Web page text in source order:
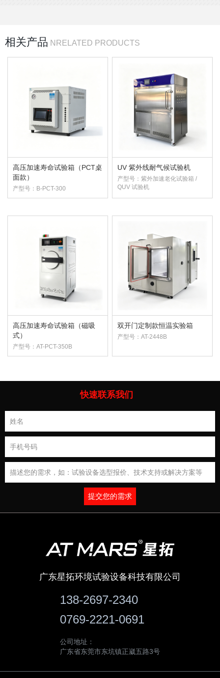
相关产品 NRELATED PRODUCTS
高压加速寿命试验箱（PCT桌
面款）
产型号：B-PCT-300
UV 紫外线耐气候试验机
产型号：紫外加速老化试验箱 /
QUV 试验机
高压加速寿命试验箱（磁吸
式）
产型号：AT-PCT-350B
双开门定制款恒温实验箱
产型号：AT-2448B
快速联系我们
提交您的需求
广东星拓环境试验设备科技有限公司
138-2697-2340
0769-2221-0691
公司地址：
广东省东莞市东坑镇正崴五路3号